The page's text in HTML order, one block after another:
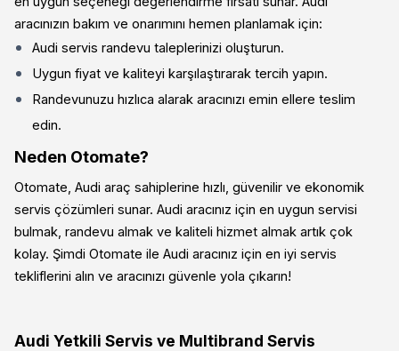
aracınızın bakım ve onarımını hemen planlamak için:
Audi servis randevu taleplerinizi oluşturun.
Uygun fiyat ve kaliteyi karşılaştırarak tercih yapın.
Randevunuzu hızlıca alarak aracınızı emin ellere teslim
edin.
Neden Otomate?
Otomate, Audi araç sahiplerine hızlı, güvenilir ve ekonomik
servis çözümleri sunar. Audi aracınız için en uygun servisi
bulmak, randevu almak ve kaliteli hizmet almak artık çok
kolay. Şimdi Otomate ile Audi aracınız için en iyi servis
tekliflerini alın ve aracınızı güvenle yola çıkarın!
Audi Yetkili Servis ve Multibrand Servis